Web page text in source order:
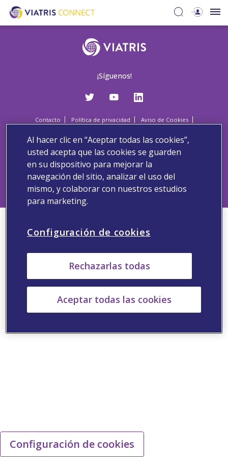
¡Síguenos!
Contacto Política de privacidad
Aviso de Cookies
Copyright 2022 Viatris. All Rights Reserved.
Este sitio web está destinado a médicos, farmacéuticos,
enfermeras y otros profesionales sanitarios de España.
Configuración de cookies
Al hacer clic en “Aceptar todas las cookies”,
usted acepta que las cookies se guarden
en su dispositivo para mejorar la
navegación del sitio, analizar el uso del
mismo, y colaborar con nuestros estudios
para marketing.
Configuración de cookies
Rechazarlas todas
Aceptar todas las cookies